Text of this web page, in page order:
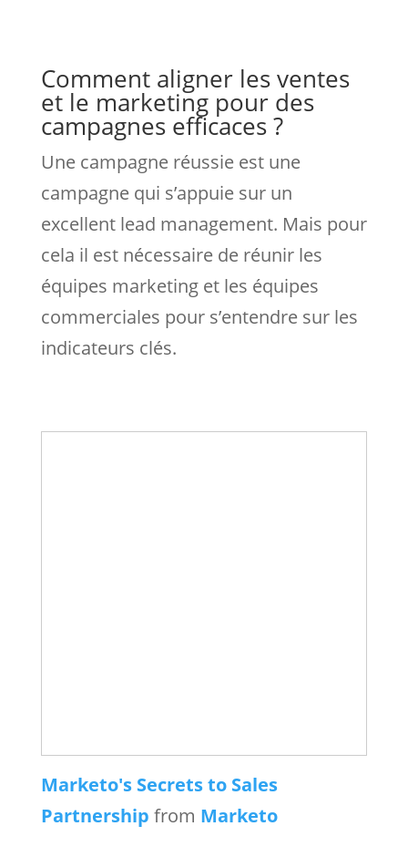
Comment aligner les ventes
et le marketing pour des
campagnes efficaces ?
Une campagne réussie est une
campagne qui s’appuie sur un
excellent lead management. Mais pour
cela il est nécessaire de réunir les
équipes marketing et les équipes
commerciales pour s’entendre sur les
indicateurs clés.
Marketo's Secrets to Sales
Partnership from Marketo